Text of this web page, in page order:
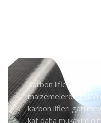
Karbon lifleri
malzemelerden
karbon lifleri
kat daha mukavim